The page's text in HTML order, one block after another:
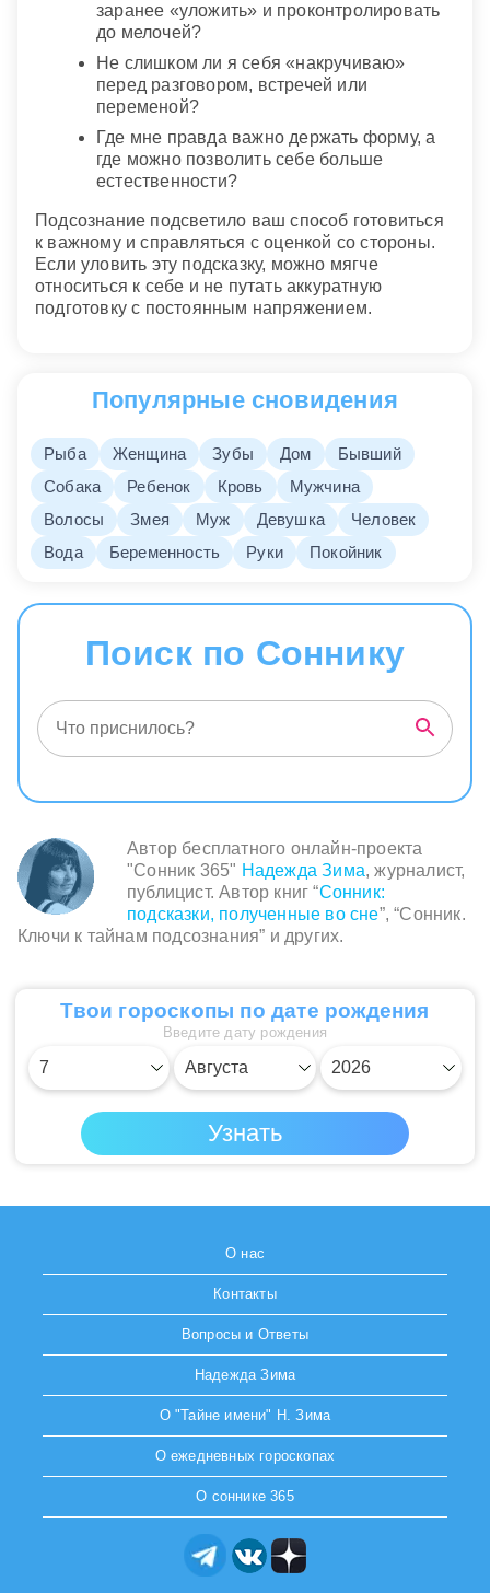
заранее «уложить» и проконтролировать
до мелочей?
Не слишком ли я себя «накручиваю»
перед разговором, встречей или
переменой?
Где мне правда важно держать форму, а
где можно позволить себе больше
естественности?
Подсознание подсветило ваш способ готовиться
к важному и справляться с оценкой со стороны.
Если уловить эту подсказку, можно мягче
относиться к себе и не путать аккуратную
подготовку с постоянным напряжением.
Популярные сновидения
Рыба Женщина Зубы Дом
Бывший
Собака
Ребенок Кровь
Мужчина
Волосы
Змея Муж Девушка
Человек
Вода
Беременность Руки Покойник
Поиск по Соннику
Автор бесплатного онлайн-проекта
"Сонник 365" Надежда Зима, журналист,
публицист. Автор книг “Сонник:
подсказки, полученные во сне”, “Сонник.
Ключи к тайнам подсознания” и других.
Твои гороскопы по дате рождения
Введите дату рождения
О нас
Контакты
Вопросы и Ответы
Надежда Зима
О "Тайне имени" Н. Зима
О ежедневных гороскопах
О соннике 365